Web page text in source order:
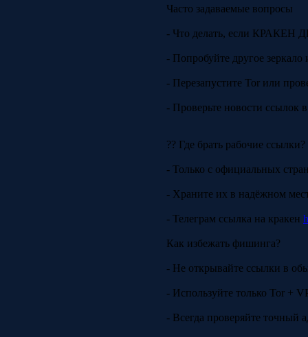
Часто задаваемые вопросы
- Что делать, если КРАКЕН
- Попробуйте другое зеркало
- Перезапустите Tor или
- Проверьте новости ссылок
?? Где брать рабочие ссылки?
- Только с официальных
- Храните их в надёжном
- Телеграм ссылка на кракен
Как избежать фишинга?
- Не открывайте ссылки в
- Используйте только Tor +
- Всегда проверяйте точный